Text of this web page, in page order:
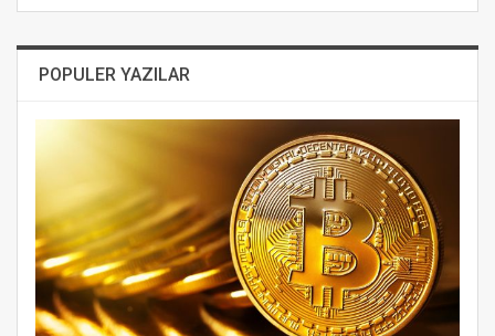
POPULER YAZILAR